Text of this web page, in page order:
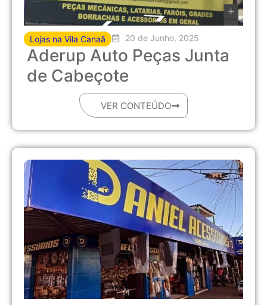
Lojas na Vila Canaã 20 de Junho, 2025
Aderup Auto Peças Junta
de Cabeçote
VER CONTEÚDO